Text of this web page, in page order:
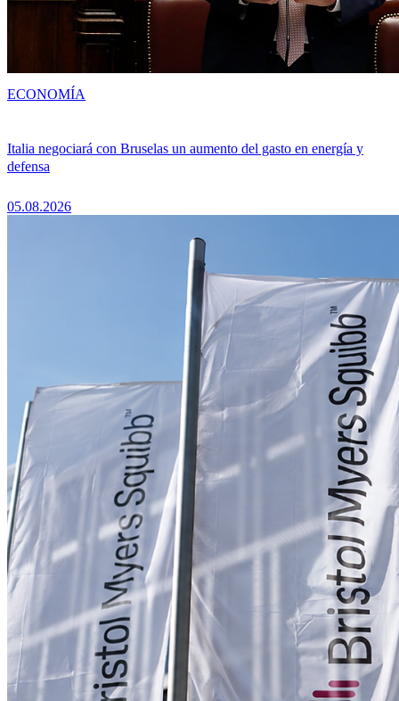
Italia negociará con Bruselas un aumento del gasto en energía y
defensa
05.08.2026
ECONOMÍA